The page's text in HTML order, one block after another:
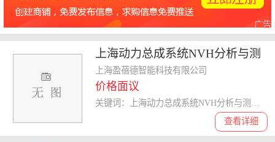
广告
上海动力总成系统NVH分析与测
试优势 贴心服务 上海盈蓓德智能
科技供应
上海盈蓓德智能科技有限公司
价格面议
查看详细